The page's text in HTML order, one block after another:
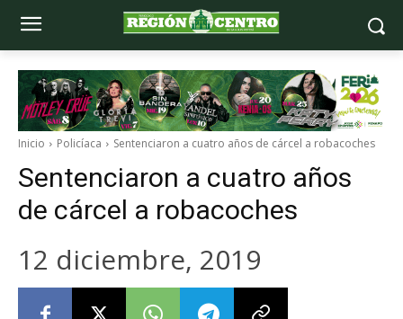
Inicio Policíaca Sentenciaron a cuatro años de cárcel a robacoches
Sentenciaron a cuatro años
de cárcel a robacoches
12 diciembre, 2019